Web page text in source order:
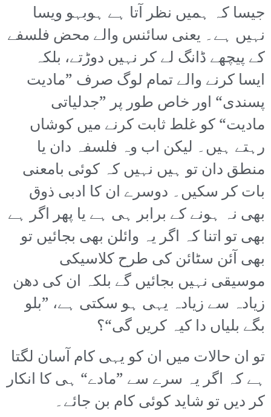
جیسا کہ ہمیں نظر آتا ہے ہوبہو ویسا
نہیں ہے۔ یعنی سائنس والے محض فلسفے
کے پیچھے ڈانگ لے کر نہیں دوڑتے، بلکہ
ایسا کرنے والے تمام لوگ صرف ”مادیت
پسندی“ اور خاص طور پر ”جدلیاتی
مادیت“ کو غلط ثابت کرنے میں کوشاں
رہتے ہیں۔ لیکن اب وہ فلسفہ دان یا
منطق دان تو ہیں نہیں کہ کوئی بامعنی
بات کر سکیں۔ دوسرے ان کا ادبی ذوق
بھی نہ ہونے کے برابر ہی ہے یا پھر اگر ہے
بھی تو اتنا کہ اگر یہ وائلن بھی بجائیں تو
بھی آئن سٹائن کی طرح کلاسیکی
موسیقی نہیں بجائیں گے بلکہ ان کی دھن
زیادہ سے زیادہ یہی ہو سکتی ہے، ”بلو
بگے بلیاں دا کیہ کریں گی“؟
تو ان حالات میں ان کو یہی کام آسان لگتا
ہے کہ اگر یہ سرے سے ”مادے“ ہی کا انکار
کر دیں تو شاید کوئی کام بن جائے۔